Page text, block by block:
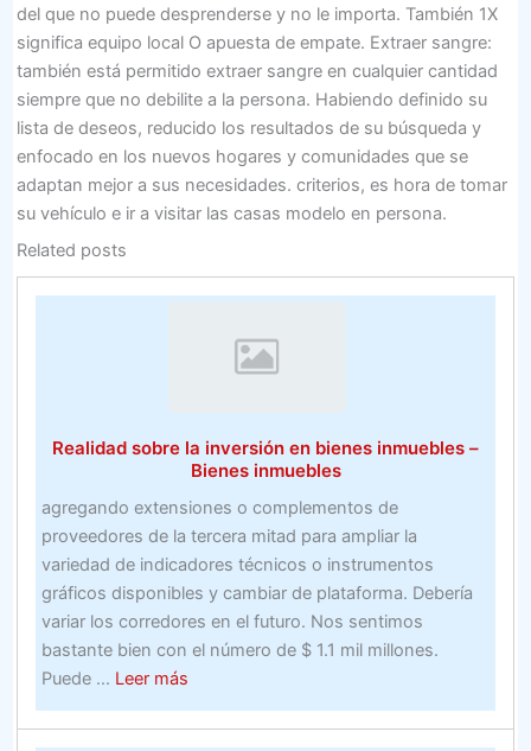
del que no puede desprenderse y no le importa. También 1X
significa equipo local O apuesta de empate. Extraer sangre:
también está permitido extraer sangre en cualquier cantidad
siempre que no debilite a la persona. Habiendo definido su
lista de deseos, reducido los resultados de su búsqueda y
enfocado en los nuevos hogares y comunidades que se
adaptan mejor a sus necesidades. criterios, es hora de tomar
su vehículo e ir a visitar las casas modelo en persona.
Related posts
Realidad sobre la inversión en bienes inmuebles –
Bienes inmuebles
agregando extensiones o complementos de
proveedores de la tercera mitad para ampliar la
variedad de indicadores técnicos o instrumentos
gráficos disponibles y cambiar de plataforma. Debería
variar los corredores en el futuro. Nos sentimos
bastante bien con el número de $ 1.1 mil millones.
Puede ... Leer másabout
Realidad
sobre